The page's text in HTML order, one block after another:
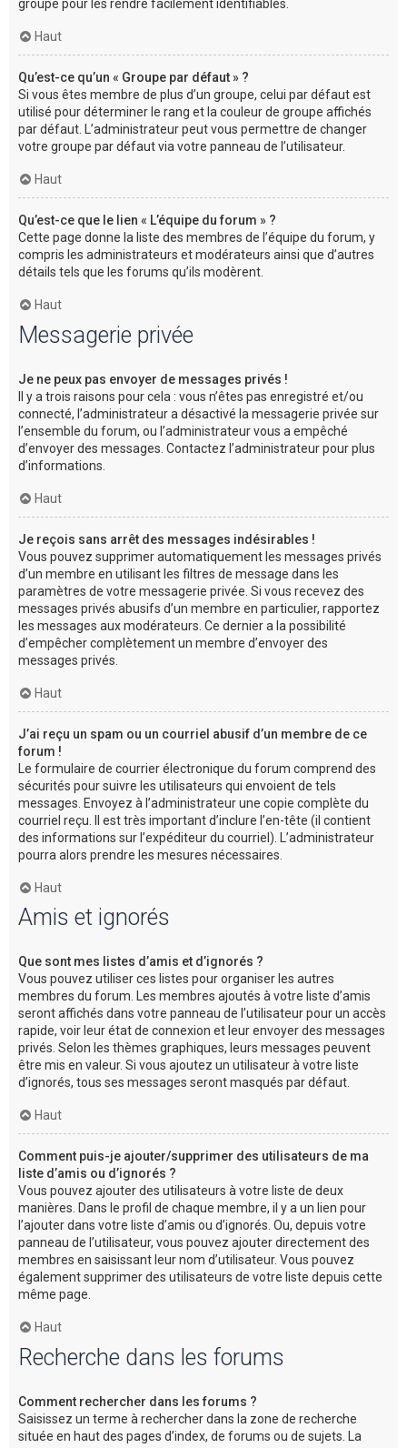
groupe pour les rendre facilement identifiables.
Haut
Qu’est-ce qu’un « Groupe par défaut » ?
Si vous êtes membre de plus d’un groupe, celui par défaut est
utilisé pour déterminer le rang et la couleur de groupe affichés
par défaut. L’administrateur peut vous permettre de changer
votre groupe par défaut via votre panneau de l’utilisateur.
Haut
Qu’est-ce que le lien « L’équipe du forum » ?
Cette page donne la liste des membres de l’équipe du forum, y
compris les administrateurs et modérateurs ainsi que d’autres
détails tels que les forums qu’ils modèrent.
Haut
Messagerie privée
Je ne peux pas envoyer de messages privés !
Il y a trois raisons pour cela : vous n’êtes pas enregistré et/ou
connecté, l’administrateur a désactivé la messagerie privée sur
l’ensemble du forum, ou l’administrateur vous a empêché
d’envoyer des messages. Contactez l’administrateur pour plus
d’informations.
Haut
Je reçois sans arrêt des messages indésirables !
Vous pouvez supprimer automatiquement les messages privés
d’un membre en utilisant les filtres de message dans les
paramètres de votre messagerie privée. Si vous recevez des
messages privés abusifs d’un membre en particulier, rapportez
les messages aux modérateurs. Ce dernier a la possibilité
d’empêcher complètement un membre d’envoyer des
messages privés.
Haut
J’ai reçu un spam ou un courriel abusif d’un membre de ce
forum !
Le formulaire de courrier électronique du forum comprend des
sécurités pour suivre les utilisateurs qui envoient de tels
messages. Envoyez à l’administrateur une copie complète du
courriel reçu. Il est très important d’inclure l’en-tête (il contient
des informations sur l’expéditeur du courriel). L’administrateur
pourra alors prendre les mesures nécessaires.
Haut
Amis et ignorés
Que sont mes listes d’amis et d’ignorés ?
Vous pouvez utiliser ces listes pour organiser les autres
membres du forum. Les membres ajoutés à votre liste d’amis
seront affichés dans votre panneau de l’utilisateur pour un accès
rapide, voir leur état de connexion et leur envoyer des messages
privés. Selon les thèmes graphiques, leurs messages peuvent
être mis en valeur. Si vous ajoutez un utilisateur à votre liste
d’ignorés, tous ses messages seront masqués par défaut.
Haut
Comment puis-je ajouter/supprimer des utilisateurs de ma
liste d’amis ou d’ignorés ?
Vous pouvez ajouter des utilisateurs à votre liste de deux
manières. Dans le profil de chaque membre, il y a un lien pour
l’ajouter dans votre liste d’amis ou d’ignorés. Ou, depuis votre
panneau de l’utilisateur, vous pouvez ajouter directement des
membres en saisissant leur nom d’utilisateur. Vous pouvez
également supprimer des utilisateurs de votre liste depuis cette
même page.
Haut
Recherche dans les forums
Comment rechercher dans les forums ?
Saisissez un terme à rechercher dans la zone de recherche
située en haut des pages d’index, de forums ou de sujets. La